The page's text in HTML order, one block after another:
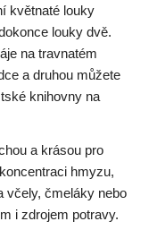
květnaté louky
louky dvě.
na travnatém
a druhou můžete
knihovny na
a krásou pro
hmyzu,
včely, čmeláky nebo
i zdrojem potravy.